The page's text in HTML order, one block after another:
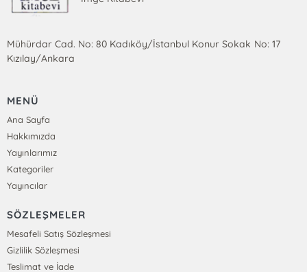
Mühürdar Cad. No: 80 Kadıköy/İstanbul Konur Sokak No: 17
Kızılay/Ankara
MENÜ
Ana Sayfa
Hakkımızda
Yayınlarımız
Kategoriler
Yayıncılar
SÖZLEŞMELER
Mesafeli Satış Sözleşmesi
Gizlilik Sözleşmesi
Teslimat ve İade